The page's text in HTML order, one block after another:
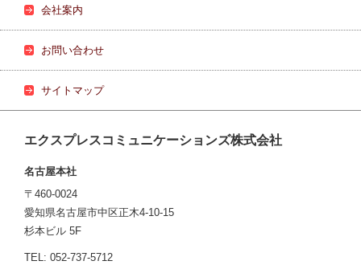
会社案内
お問い合わせ
サイトマップ
エクスプレスコミュニケーションズ株式会社
名古屋本社
〒460-0024
愛知県名古屋市中区正木4-10-15
杉本ビル 5F
TEL: 052-737-5712